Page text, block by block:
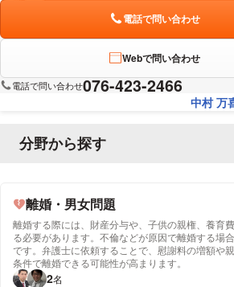
電話で問い合わせ
Webで問い合わせ
電話で問い合わせ076-423-2466
中村 万
分野から探す
離婚・男女問題
離婚する際には、財産分与や、子供の親権、養育
る必要があります。不倫などが原因で離婚する場
です。弁護士に依頼することで、慰謝料の増額や
条件で離婚できる可能性が高まります。
2名